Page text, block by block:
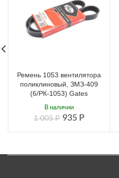
Ремень 1053 вентилятора
поликлиновый, ЗМЗ-409
(6/РК-1053) Gates
1 005Р 935 Р
В наличии